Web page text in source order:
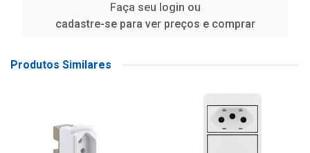
Faça seu login ou
cadastre-se para ver preços e comprar
Produtos Similares